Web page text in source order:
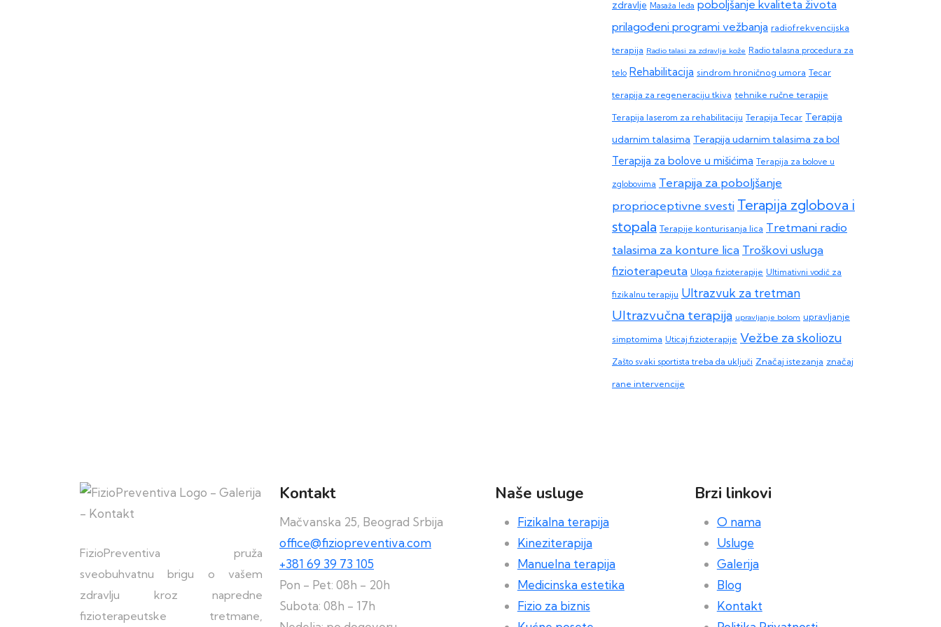
zdravlje Masaža leđa poboljšanje kvaliteta života
prilagođeni programi vežbanja radiofrekvencijska
terapija Radio talasi za zdravlje kože Radio talasna procedura za
telo Rehabilitacija sindrom hroničnog umora Tecar
terapija za regeneraciju tkiva tehnike ručne terapije
Terapija laserom za rehabilitaciju Terapija Tecar Terapija
udarnim talasima Terapija udarnim talasima za bol
Terapija za bolove u mišićima Terapija za bolove u
zglobovima Terapija za poboljšanje
proprioceptivne svesti Terapija zglobova i
stopala Terapije konturisanja lica Tretmani radio
talasima za konture lica Troškovi usluga
fizioterapeuta Uloga fizioterapije Ultimativni vodič za
fizikalnu terapiju Ultrazvuk za tretman
Ultrazvučna terapija upravljanje bolom upravljanje
simptomima Uticaj fizioterapije Vežbe za skoliozu
Zašto svaki sportista treba da uključi Značaj istezanja značaj
rane intervencije
FizioPreventiva pruža
sveobuhvatnu brigu o vašem
zdravlju kroz napredne
fizioterapeutske tretmane,
Kontakt
Mačvanska 25, Beograd Srbija
office@fiziopreventiva.com
+381 69 39 73 105
Pon - Pet: 08h - 20h
Subota: 08h - 17h
Naše usluge
Fizikalna terapija
Kineziterapija
Manuelna terapija
Medicinska estetika
Fizio za biznis
Brzi linkovi
O nama
Usluge
Galerija
Blog
Kontakt